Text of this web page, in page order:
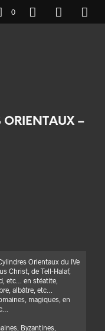
0
ORIENTAUX –
Orientaux du IVe
Christ, de Tell-Halaf,
etc… en stéatite,
albâtre, etc…
magiques, en
Byzantines,